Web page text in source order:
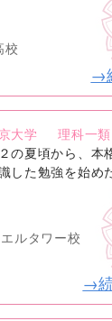
校
→
大学
理科一類
の夏頃から、本
した勉強を始め
ルタワー校
→